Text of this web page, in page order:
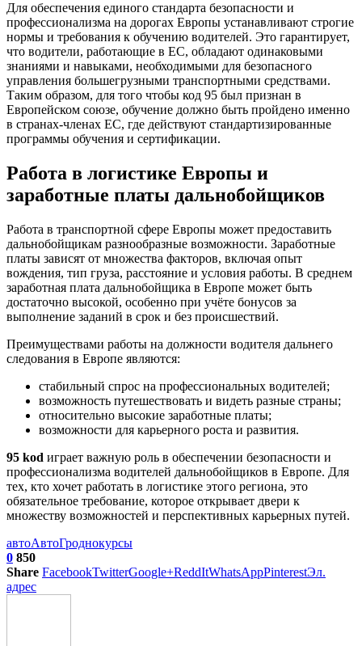
Для обеспечения единого стандарта безопасности и
профессионализма на дорогах Европы устанавливают строгие
нормы и требования к обучению водителей. Это гарантирует,
что водители, работающие в ЕС, обладают одинаковыми
знаниями и навыками, необходимыми для безопасного
управления большегрузными транспортными средствами.
Таким образом, для того чтобы код 95 был признан в
Европейском союзе, обучение должно быть пройдено именно
в странах-членах ЕС, где действуют стандартизированные
программы обучения и сертификации.
Работа в логистике Европы и
заработные платы дальнобойщиков
Работа в транспортной сфере Европы может предоставить
дальнобойщикам разнообразные возможности. Заработные
платы зависят от множества факторов, включая опыт
вождения, тип груза, расстояние и условия работы. В среднем
заработная плата дальнобойщика в Европе может быть
достаточно высокой, особенно при учёте бонусов за
выполнение заданий в срок и без происшествий.
Преимуществами работы на должности водителя дальнего
следования в Европе являются:
стабильный спрос на профессиональных водителей;
возможность путешествовать и видеть разные страны;
относительно высокие заработные платы;
возможности для карьерного роста и развития.
95 kod играет важную роль в обеспечении безопасности и
профессионализма водителей дальнобойщиков в Европе. Для
тех, кто хочет работать в логистике этого региона, это
обязательное требование, которое открывает двери к
множеству возможностей и перспективных карьерных путей.
автоАвтоГроднокурсы
0 850
Share FacebookTwitterGoogle+ReddItWhatsAppPinterestЭл.
адрес